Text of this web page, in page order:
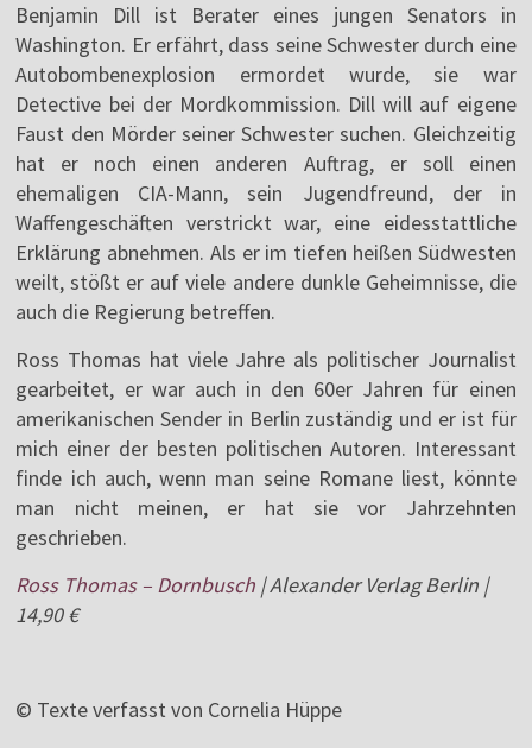
Benjamin Dill ist Berater eines jungen Senators in
Washington. Er erfährt, dass seine Schwester durch eine
Autobombenexplosion ermordet wurde, sie war
Detective bei der Mordkommission. Dill will auf eigene
Faust den Mörder seiner Schwester suchen. Gleichzeitig
hat er noch einen anderen Auftrag, er soll einen
ehemaligen CIA-Mann, sein Jugendfreund, der in
Waffengeschäften verstrickt war, eine eidesstattliche
Erklärung abnehmen. Als er im tiefen heißen Südwesten
weilt, stößt er auf viele andere dunkle Geheimnisse, die
auch die Regierung betreffen.
Ross Thomas hat viele Jahre als politischer Journalist
gearbeitet, er war auch in den 60er Jahren für einen
amerikanischen Sender in Berlin zuständig und er ist für
mich einer der besten politischen Autoren. Interessant
finde ich auch, wenn man seine Romane liest, könnte
man nicht meinen, er hat sie vor Jahrzehnten
geschrieben.
Ross Thomas – Dornbusch | Alexander Verlag Berlin |
14,90 €
© Texte verfasst von Cornelia Hüppe